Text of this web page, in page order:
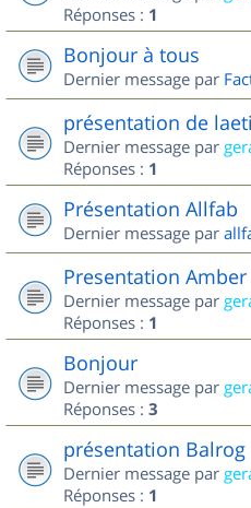
Réponses : 1
Bonjour à tous
Dernier message par
présentation de
Dernier message par
Réponses : 1
Présentation Allfab
Dernier message par
Presentation Amber
Dernier message par
Réponses : 1
Bonjour
Dernier message par
Réponses : 3
présentation Balrog
Dernier message par
Réponses : 1